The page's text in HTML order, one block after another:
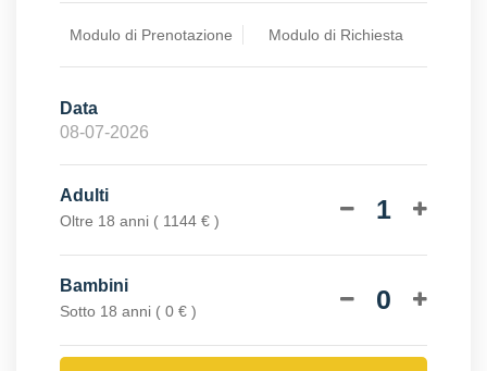
Modulo di Prenotazione Modulo di Richiesta
Data
Adulti
Oltre 18 anni ( 1144 € ) 1
Bambini
Sotto 18 anni ( 0 € ) 0